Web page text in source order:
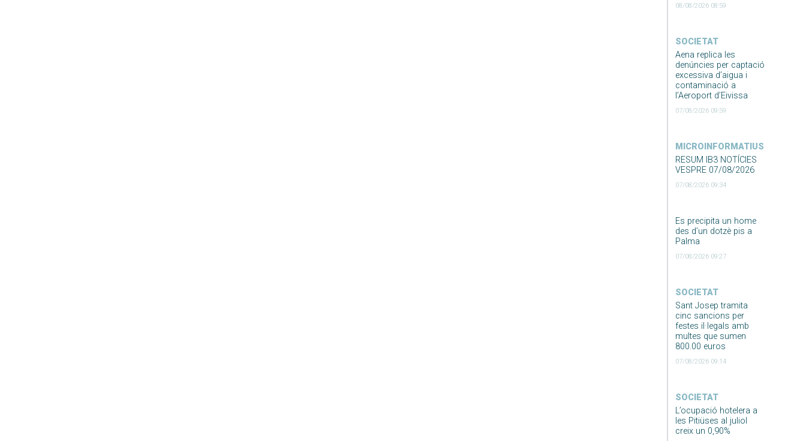
08/08/2026 08:59
SOCIETAT
Aena replica les
denúncies per captació
excessiva d’aigua i
contaminació a
l’Aeroport d’Eivissa
07/08/2026 09:59
MICROINFORMATIUS
RESUM IB3 NOTÍCIES
VESPRE 07/08/2026
07/08/2026 09:34
Es precipita un home
des d’un dotzè pis a
Palma
07/08/2026 09:27
SOCIETAT
Sant Josep tramita
cinc sancions per
festes il·legals amb
multes que sumen
800.00 euros
07/08/2026 09:14
SOCIETAT
L’ocupació hotelera a
les Pitiüses al juliol
creix un 0,90%